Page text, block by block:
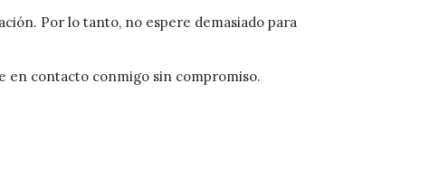
Por lo tanto, no espere demasiado para
en contacto conmigo sin compromiso.